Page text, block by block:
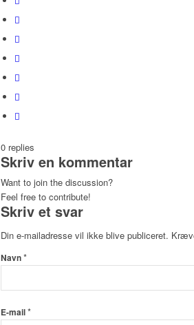
0 replies
Skriv en kommentar
Want to join the discussion?
Feel free to contribute!
Skriv et svar
Din e-mailadresse vil ikke blive publiceret.
Navn*
E-mail*